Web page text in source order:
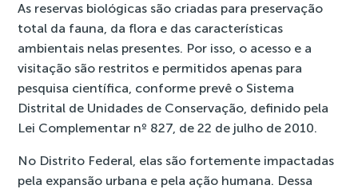
As reservas biológicas são criadas para preservação
total da fauna, da flora e das características
ambientais nelas presentes. Por isso, o acesso e a
visitação são restritos e permitidos apenas para
pesquisa científica, conforme prevê o Sistema
Distrital de Unidades de Conservação, definido pela
Lei Complementar nº 827, de 22 de julho de 2010.
No Distrito Federal, elas são fortemente impactadas
pela expansão urbana e pela ação humana. Dessa